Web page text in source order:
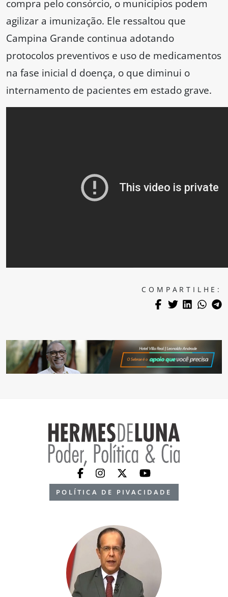
compra pelo consórcio, o municípios podem
agilizar a imunização. Ele ressaltou que
Campina Grande continua adotando
protocolos preventivos e uso de medicamentos
na fase inicial d doença, o que diminui o
internamento de pacientes em estado grave.
COMPARTILHE:
POLÍTICA DE PIVACIDADE